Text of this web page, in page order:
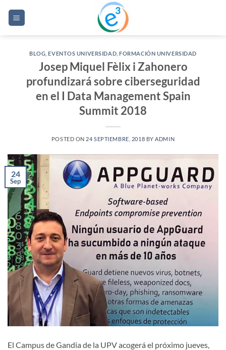
BLOG ,EVENTOS UNIVERSIDAD ,FORMACIÓN UNIVERSIDAD
Josep Miquel Fèlix i Zahonero
profundizará sobre ciberseguridad
en el I Data Management Spain
Summit 2018
POSTED ON 24 SEPTIEMBRE, 2018 BY ADMIN
24
Sep
El Campus de Gandia de la UPV acogerá el próximo jueves,